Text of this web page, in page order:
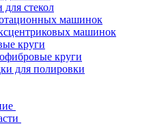
для стекол
машинок
машинок
круги
круги
для полировки